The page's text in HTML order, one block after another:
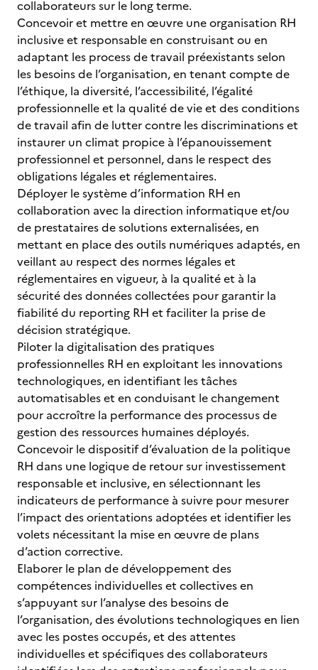
collaborateurs sur le long terme.
Concevoir et mettre en œuvre une organisation RH
inclusive et responsable en construisant ou en
adaptant les process de travail préexistants selon
les besoins de l’organisation, en tenant compte de
l’éthique, la diversité, l’accessibilité, l’égalité
professionnelle et la qualité de vie et des conditions
de travail afin de lutter contre les discriminations et
instaurer un climat propice à l’épanouissement
professionnel et personnel, dans le respect des
obligations légales et réglementaires.
Déployer le système d’information RH en
collaboration avec la direction informatique et/ou
de prestataires de solutions externalisées, en
mettant en place des outils numériques adaptés, en
veillant au respect des normes légales et
réglementaires en vigueur, à la qualité et à la
sécurité des données collectées pour garantir la
fiabilité du reporting RH et faciliter la prise de
décision stratégique.
Piloter la digitalisation des pratiques
professionnelles RH en exploitant les innovations
technologiques, en identifiant les tâches
automatisables et en conduisant le changement
pour accroître la performance des processus de
gestion des ressources humaines déployés.
Concevoir le dispositif d’évaluation de la politique
RH dans une logique de retour sur investissement
responsable et inclusive, en sélectionnant les
indicateurs de performance à suivre pour mesurer
l’impact des orientations adoptées et identifier les
volets nécessitant la mise en œuvre de plans
d’action corrective.
Elaborer le plan de développement des
compétences individuelles et collectives en
s’appuyant sur l’analyse des besoins de
l’organisation, des évolutions technologiques en lien
avec les postes occupés, et des attentes
individuelles et spécifiques des collaborateurs